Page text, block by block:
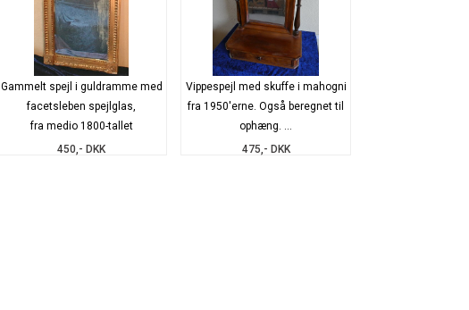
Gammelt spejl i guldramme med
facetsleben spejlglas,
fra medio 1800-tallet
450,- DKK
Vippespejl med skuffe i mahogni
fra 1950'erne. Også beregnet til
ophæng. ...
475,- DKK